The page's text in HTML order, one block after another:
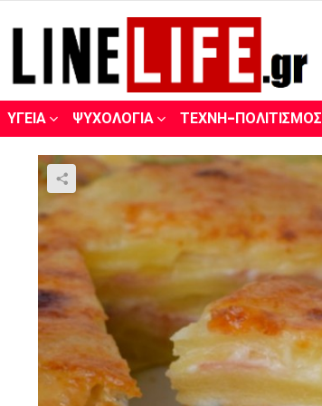
ΥΓΕΊΑ ΨΥΧΟΛΟΓΊΑ ΤΈΧΝΗ-ΠΟΛΙΤΙΣΜΌΣ